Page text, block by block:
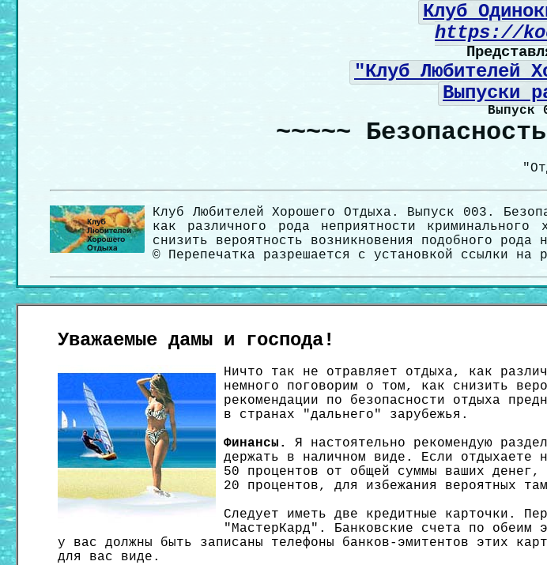
Клуб
https://
"Клуб Любителей
Выпуски
Выпуск
~~~~~
Клуб Любителей Хорошего Отдыха. Выпуск 003.
как различного рода неприятности
снизить вероятность возникновения подобного рода
© Перепечатка разрешается с установкой ссылки на
Уважаемые дамы и господа!
Ничто так не отравляет отдыха, как
немного поговорим о том, как снизить
рекомендации по безопасности отдыха
в странах "дальнего" зарубежья.
Финансы.
Я настоятельно рекомендую
держать в наличном виде. Если отдыхаете
50 процентов от общей суммы ваших
20 процентов, для избежания вероятных
Следует иметь две кредитные карточки.
"МастерКард". Банковские счета по обеим
у вас должны быть записаны телефоны банков-эмитентов этих
для вас виде.